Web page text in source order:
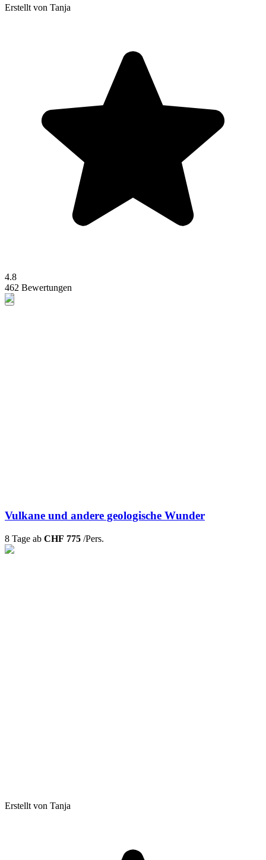
Erstellt von Tanja
4.8
462 Bewertungen
Vulkane und andere geologische Wunder
8 Tage ab CHF 775 /Pers.
Erstellt von Tanja